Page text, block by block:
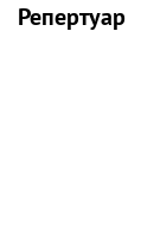
Репертуар